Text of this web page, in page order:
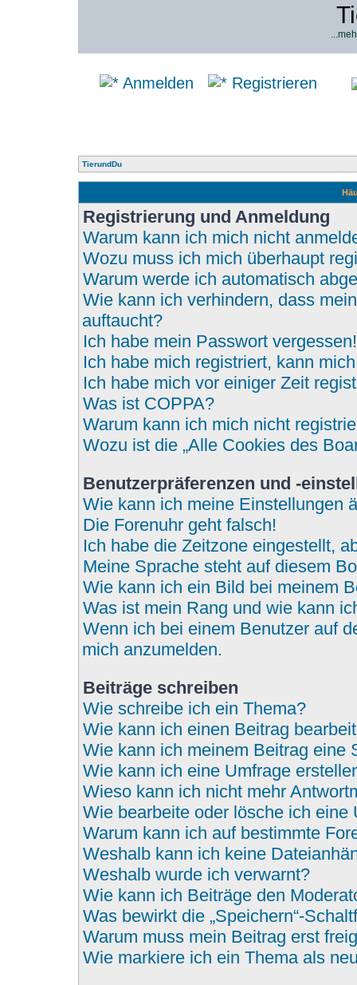
Anmelden Registrieren
TierundDu
Registrierung und Anmeldung
Warum kann ich mich nicht
Wozu muss ich mich überhaupt
Warum werde ich automatisch
Wie kann ich verhindern, dass
auftaucht?
Ich habe mein Passwort vergessen!
Ich habe mich registriert, kann
Ich habe mich vor einiger Zeit
Was ist COPPA?
Warum kann ich mich nicht
Wozu ist die „Alle Cookies des
Benutzerpräferenzen und -
Wie kann ich meine Einstellungen
Die Forenuhr geht falsch!
Ich habe die Zeitzone eingestellt,
Meine Sprache steht auf diesem
Wie kann ich ein Bild bei meinem
Was ist mein Rang und wie kann
Wenn ich bei einem Benutzer auf
mich anzumelden.
Beiträge schreiben
Wie schreibe ich ein Thema?
Wie kann ich einen Beitrag
Wie kann ich meinem Beitrag eine
Wie kann ich eine Umfrage
Wieso kann ich nicht mehr
Wie bearbeite oder lösche ich eine
Warum kann ich auf bestimmte
Weshalb kann ich keine
Weshalb wurde ich verwarnt?
Wie kann ich Beiträge den
Was bewirkt die „Speichern“-
Warum muss mein Beitrag erst
Wie markiere ich ein Thema als